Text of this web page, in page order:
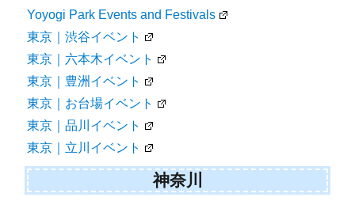
Yoyogi Park Events and Festivals
東京｜渋谷イベント
東京｜六本木イベント
東京｜豊洲イベント
東京｜お台場イベント
東京｜品川イベント
東京｜立川イベント
神奈川